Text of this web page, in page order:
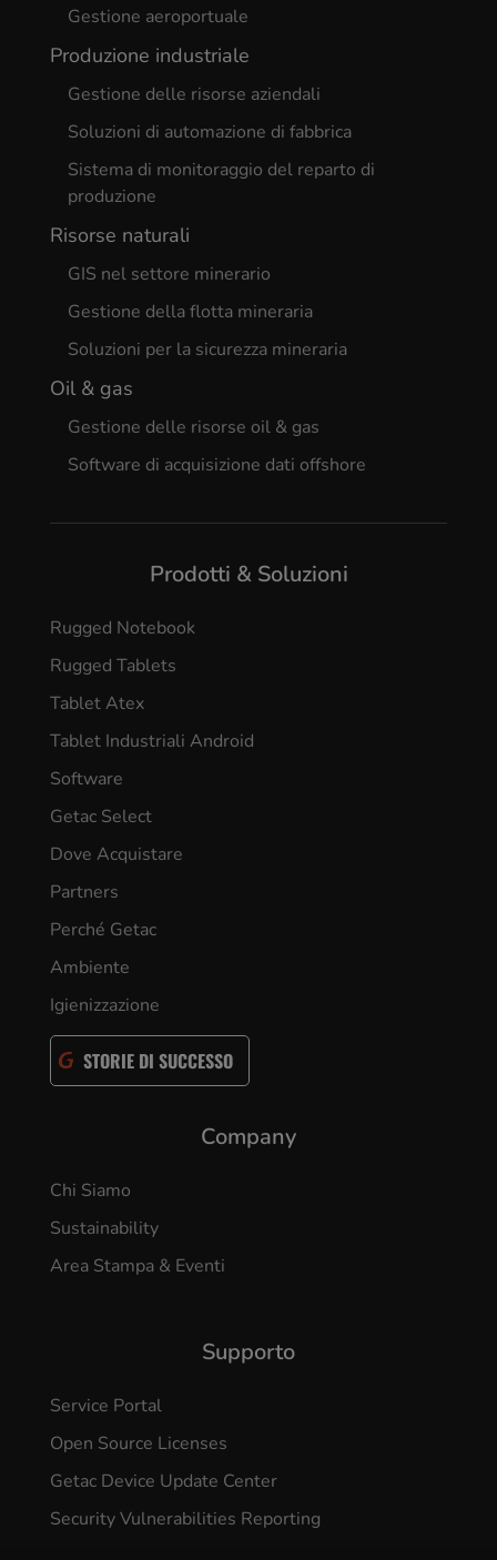
Gestione aeroportuale
Produzione industriale
Gestione delle risorse aziendali
Soluzioni di automazione di fabbrica
Sistema di monitoraggio del reparto di
produzione
Risorse naturali
GIS nel settore minerario
Gestione della flotta mineraria
Soluzioni per la sicurezza mineraria
Oil & gas
Gestione delle risorse oil & gas
Software di acquisizione dati offshore
Prodotti & Soluzioni
Rugged Notebook
Rugged Tablets
Tablet Atex
Tablet Industriali Android
Software
Getac Select
Dove Acquistare
Partners
Perché Getac
Ambiente
Igienizzazione
STORIE DI SUCCESSO
Company
Chi Siamo
Sustainability
Area Stampa & Eventi
Supporto
Service Portal
Open Source Licenses
Getac Device Update Center
Security Vulnerabilities Reporting